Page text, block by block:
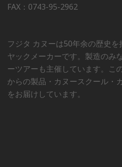
FAX：0743-95-2962
フジタ カヌーは50年余の歴史
ヤックメーカーです。製造のみ
ーツアーも主催しています。こ
からの製品・カヌースクール・
をお届けしています。